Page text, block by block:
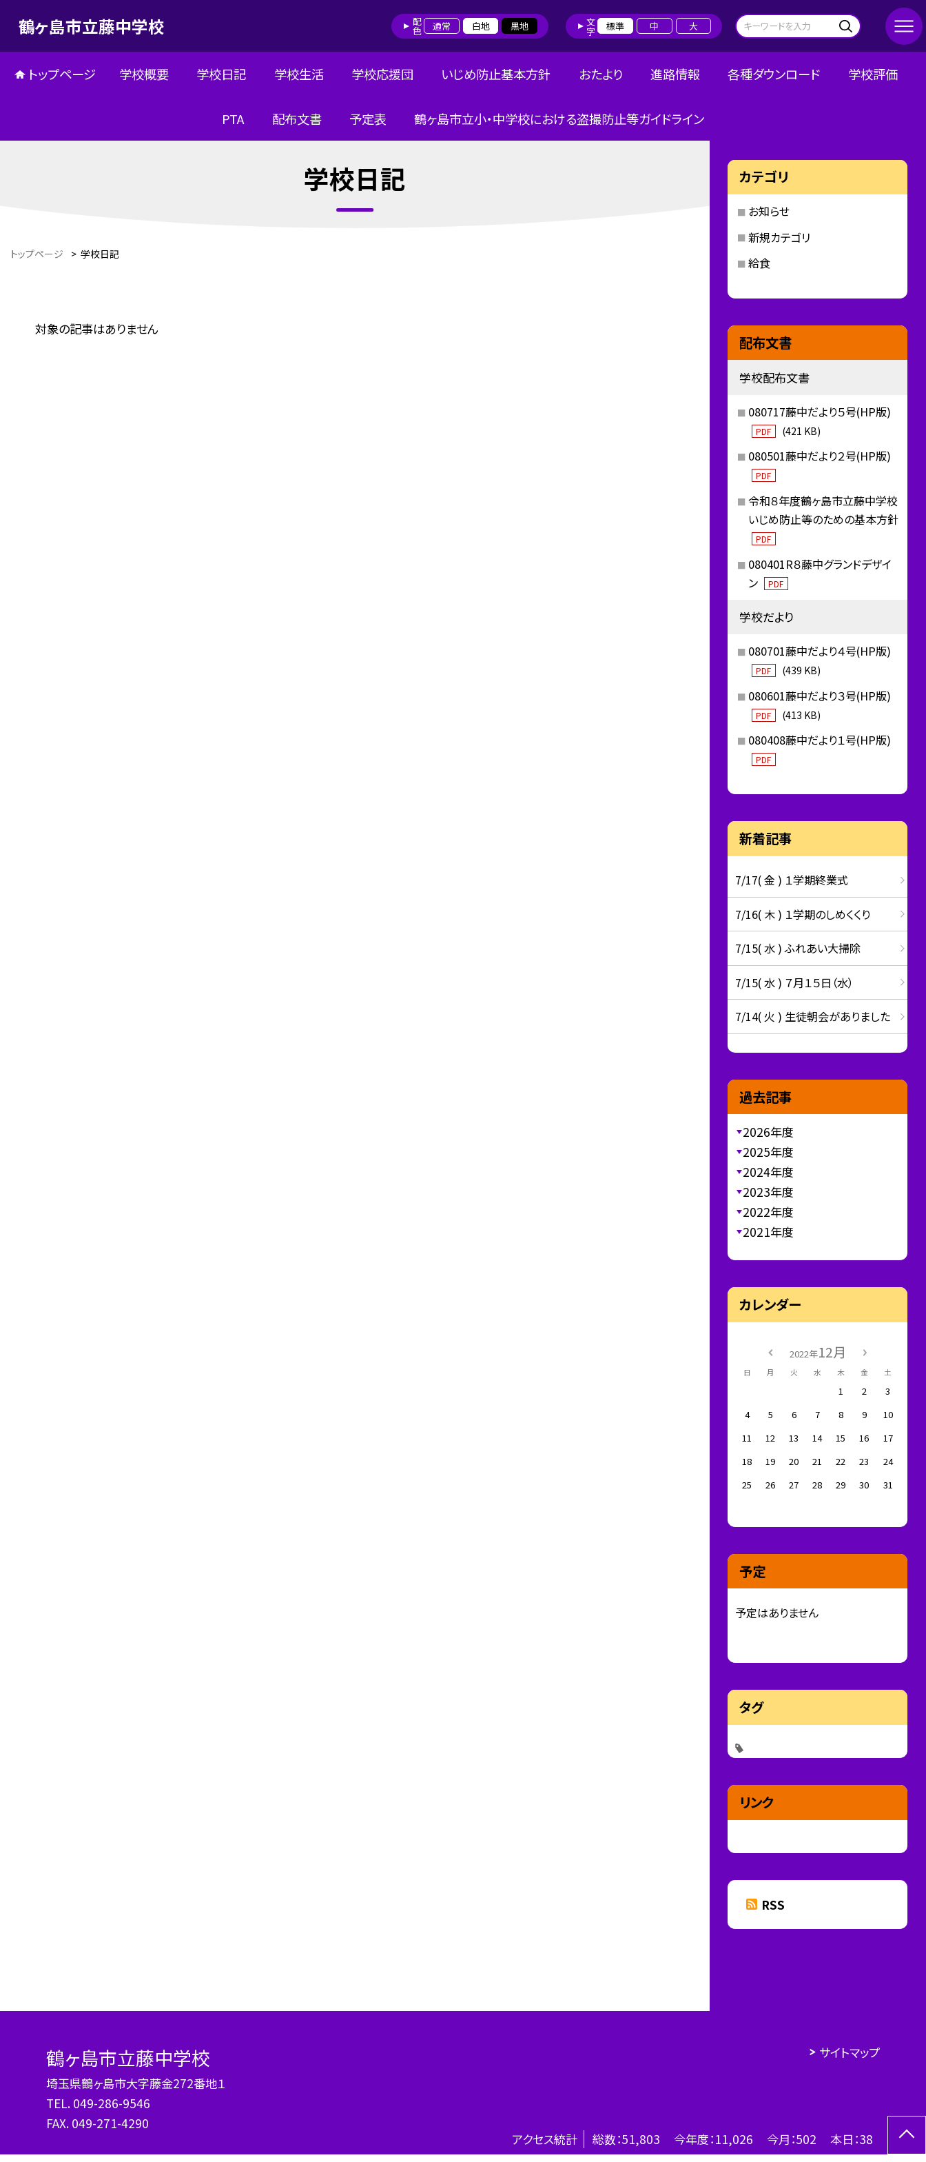
鶴ヶ島市立藤中学校 配色 通常 白地 黒地 文字 標準 中 大
トップページ 学校概要 学校日記 学校生活 学校応援団 いじめ防止基本方針 おたより 進路情報 各種ダウンロード 学校評価
PTA 配布文書 予定表 鶴ヶ島市立小・中学校における盗撮防止等ガイドライン
学校日記
トップページ > 学校日記
対象の記事はありません
カテゴリ
お知らせ
新規カテゴリ
給食
配布文書
学校配布文書
080717藤中だより５号(HP版)
PDF (421 KB)
080501藤中だより２号(HP版)
PDF
令和８年度鶴ヶ島市立藤中学校
いじめ防止等のための基本方針
PDF
080401R８藤中グランドデザイ
ン
PDF
学校だより
080701藤中だより４号(HP版)
PDF (439 KB)
080601藤中だより３号(HP版)
PDF (413 KB)
080408藤中だより１号(HP版)
PDF
新着記事
7/17( 金 ) １学期終業式
7/16( 木 ) １学期のしめくくり
7/15( 水 ) ふれあい大掃除
7/15( 水 ) ７月１５日（水）
7/14( 火 ) 生徒朝会がありました
過去記事
2026年度
2025年度
2024年度
2023年度
2022年度
2021年度
カレンダー
2022年12月
日 月 火 水 木 金 土
1 2
3
4
5 6 7 8 9
10
11
12 13 14 15 16
17
18
19 20 21 22 23
24
25
26 27 28 29 30 31
予定
予定はありません
タグ
リンク
RSS
鶴ヶ島市立藤中学校
埼玉県鶴ヶ島市大字藤金272番地１
TEL. 049-286-9546
FAX. 049-271-4290
サイトマップ
アクセス統計 総数：51,803 今年度：11,026 今月：502 本日：38